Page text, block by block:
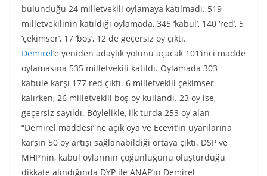
bulunduğu 24 milletvekili oylamaya katılmadı. 519
milletvekilinin katıldığı oylamada, 345 ‘kabul’, 140 ‘red’, 5
‘çekimser’, 17 ‘boş’, 12 de geçersiz oy çıktı.
Demirel’e yeniden adaylık yolunu açacak 101’inci madde
oylamasına 535 milletvekili katıldı. Oylamada 303
kabule karşı 177 red çıktı. 6 milletvekili çekimser
kalırken, 26 milletvekili boş oy kullandı. 23 oy ise,
geçersiz sayıldı. Böylelikle, ilk turda 253 oy alan
“Demirel maddesi”ne açık oya ve Ecevit’in uyarılarına
karşın 50 oy artışı sağlanabildiği ortaya çıktı. DSP ve
MHP’nin, kabul oylarının çoğunluğunu oluşturduğu
dikkate alındığında DYP ile ANAP’ın Demirel